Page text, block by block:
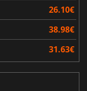
26.10€
38.98€
31.63€